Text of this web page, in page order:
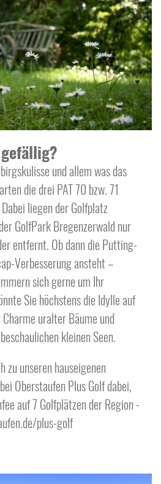
und allem was das
die drei PAT 70 bzw. 71
liegen der Golfplatz
GolfPark Bregenzerwald nur
entfernt. Ob dann die Putting-
Verbesserung ansteht –
sich gerne um Ihr
Sie höchstens die Idylle auf
uralter Bäume und
kleinen Seen.
unseren hauseigenen
Oberstaufen Plus Golf dabei,
auf 7 Golfplätzen der Region -
plus-golf